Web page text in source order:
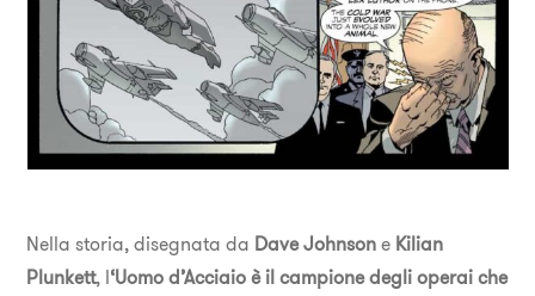
Nella storia, disegnata da Dave Johnson e Kilian
Plunkett, l‘Uomo d’Acciaio è il campione degli operai che